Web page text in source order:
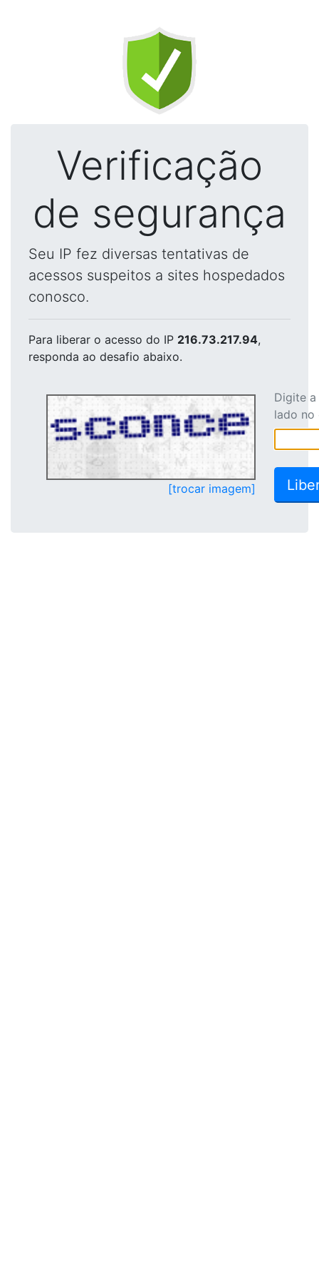
Verificação
de segurança
Seu IP fez diversas tentativas de
acessos suspeitos a sites hospedados
conosco.
Para liberar o acesso do IP 216.73.217.94,
responda ao desafio abaixo.
[trocar imagem]
Digite
lado no